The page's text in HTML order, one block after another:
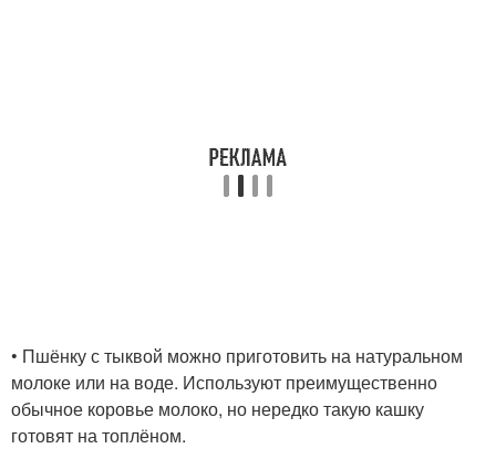
• Пшёнку с тыквой можно приготовить на натуральном
молоке или на воде. Используют преимущественно
обычное коровье молоко, но нередко такую кашку
готовят на топлёном.